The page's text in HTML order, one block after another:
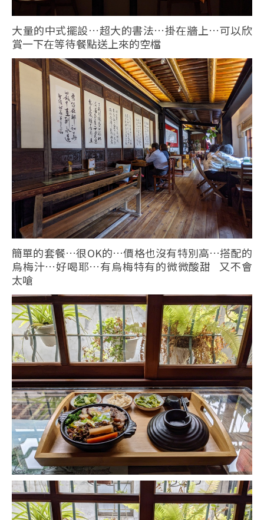
大量的中式擺設…超大的書法…掛在牆上…可以欣
賞一下在等待餐點送上來的空檔
簡單的套餐…很OK的…價格也沒有特別高…搭配的
烏梅汁…好喝耶…有烏梅特有的微微酸甜 又不會
太嗆